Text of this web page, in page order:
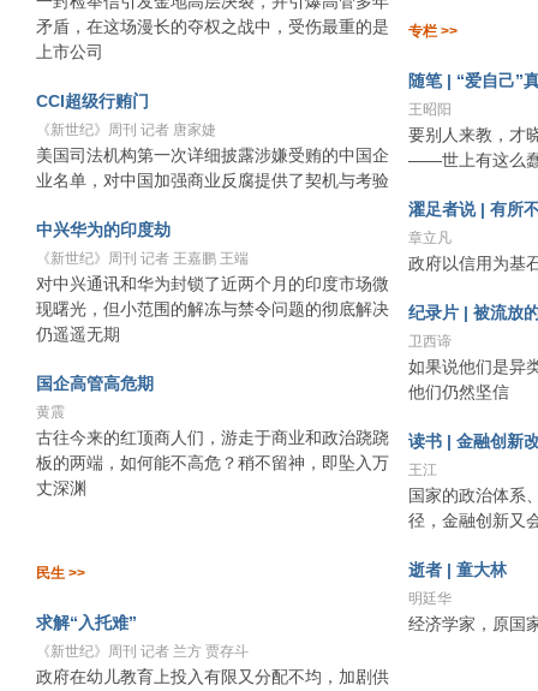
矛盾，在这场漫长的夺权之战中，受伤最重的是
上市公司
CCI超级行贿门
《新世纪》周刊 记者 唐家婕
美国司法机构第一次详细披露涉嫌受贿的中国企
业名单，对中国加强商业反腐提供了契机与考验
中兴华为的印度劫
《新世纪》周刊 记者 王嘉鹏 王端
对中兴通讯和华为封锁了近两个月的印度市场微
现曙光，但小范围的解冻与禁令问题的彻底解决
仍遥遥无期
国企高管高危期
黄震
古往今来的红顶商人们，游走于商业和政治跷跷
板的两端，如何能不高危？稍不留神，即坠入万
丈深渊
民生 >>
求解“入托难”
《新世纪》周刊 记者 兰方 贾存斗
政府在幼儿教育上投入有限又分配不均，加剧供
专栏 >>
随笔 | “爱自己”
王昭阳
要别人来教，才
——世上有这么
濯足者说 | 有所
章立凡
政府以信用为基
纪录片 | 被流放
卫西谛
如果说他们是异
他们仍然坚信
读书 | 金融创新
王江
国家的政治体系
径，金融创新又
逝者 | 童大林
明廷华
经济学家，原国